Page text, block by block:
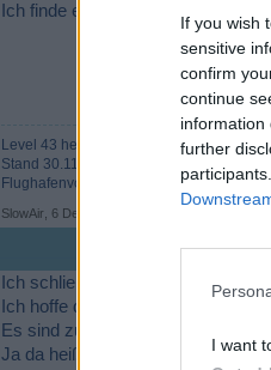
If you wish
sensitive
confirm
continue
information
further
I want
Ich finde es schon ok, wenn die
Level 43 hebt ab
Stand 30.11.2014
Flughafenvorstellung:
http://
SlowAir 6 Dezember 2014
Ich schließe mich da JF2106
Ich hoffe das meine Buddys mich
Es sind zum großen Teil neue
Ja da heißt es Frostschutzmittel